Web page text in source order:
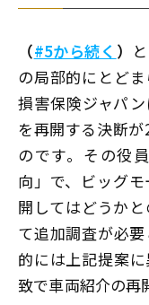
（#5から続く ）
の局部的にとど
損害保険ジャパ
を再開する決断
のです。その役
向」で、ビッグ
開してはどうか
て追加調査が必
的には上記提案
致で車両紹介の再